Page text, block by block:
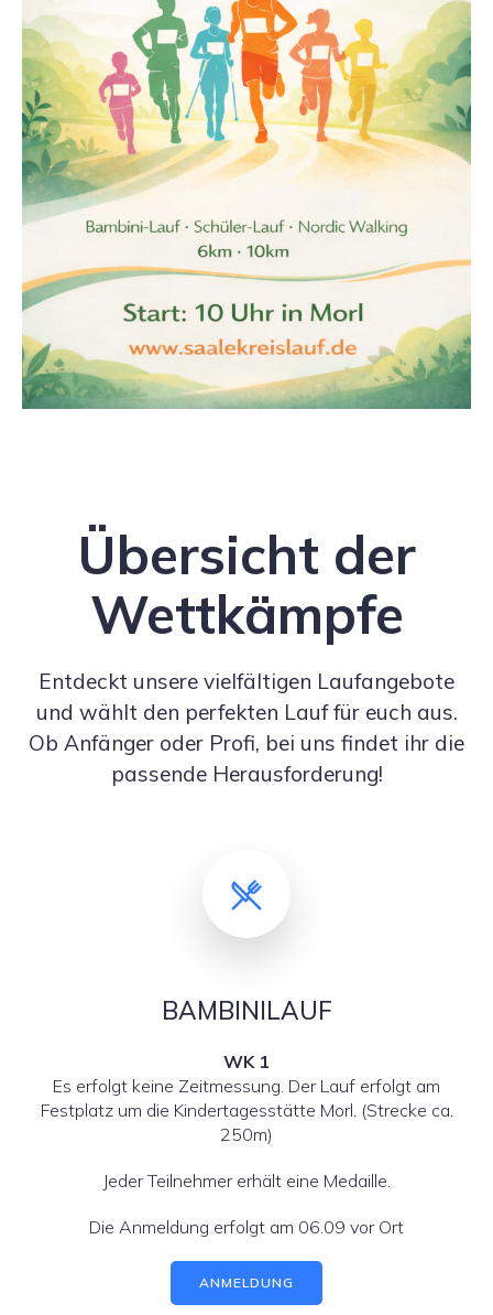
Übersicht der
Wettkämpfe
Entdeckt unsere vielfältigen Laufangebote
und wählt den perfekten Lauf für euch aus.
Ob Anfänger oder Profi, bei uns findet ihr die
passende Herausforderung!
BAMBINILAUF
WK 1
Es erfolgt keine Zeitmessung. Der Lauf erfolgt am
Festplatz um die Kindertagesstätte Morl. (Strecke ca.
250m)
Jeder Teilnehmer erhält eine Medaille.
Die Anmeldung erfolgt am 06.09 vor Ort
ANMELDUNG